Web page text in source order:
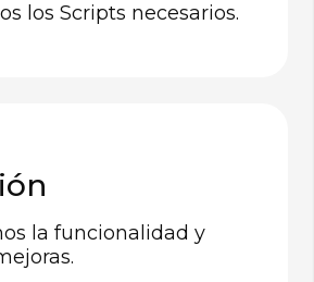
los Scripts necesarios.
la funcionalidad y